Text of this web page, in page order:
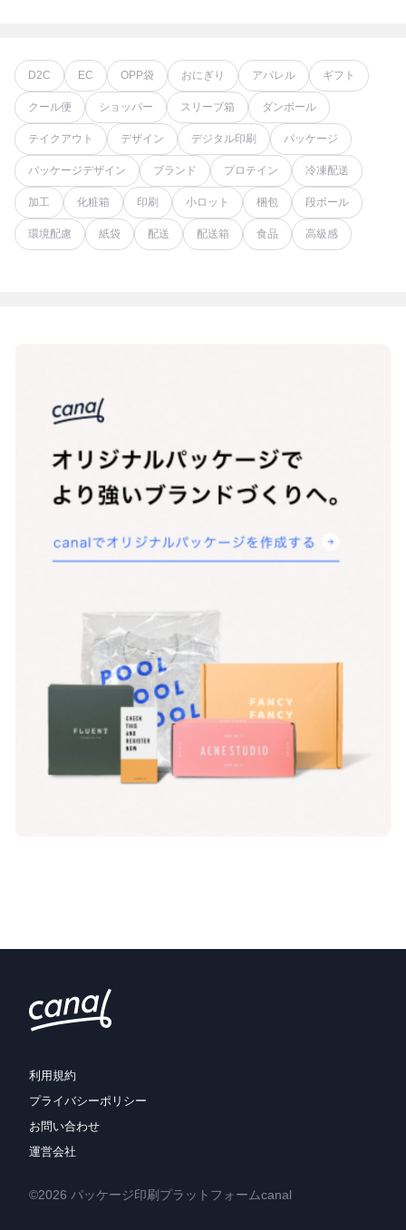
D2C EC OPP袋 おにぎり アパレル ギフト
クール便 ショッパー スリーブ箱 ダンボール
テイクアウト デザイン デジタル印刷 パッケージ
パッケージデザイン ブランド プロテイン 冷凍配送
加工 化粧箱 印刷 小ロット 梱包 段ボール
環境配慮 紙袋 配送 配送箱 食品 高級感
利用規約
プライバシーポリシー
お問い合わせ
運営会社
©2026 パッケージ印刷プラットフォームcanal